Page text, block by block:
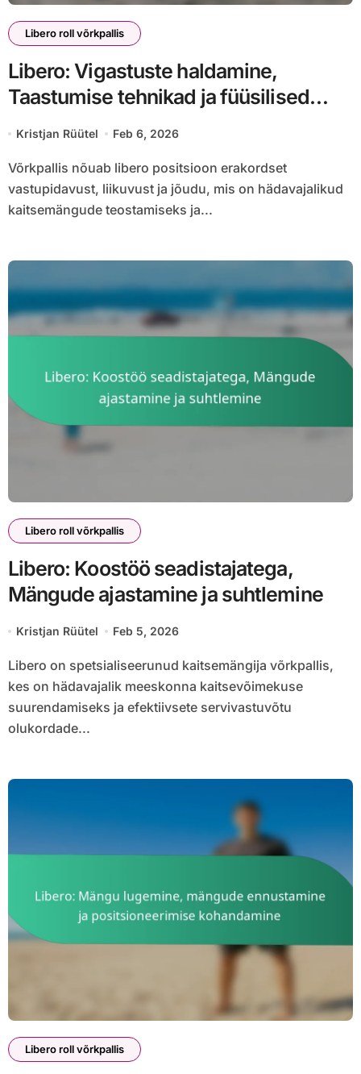
Libero roll võrkpallis
Libero: Vigastuste haldamine,
Taastumise tehnikad ja füüsilised
nõudmised
Kristjan Rüütel Feb 6, 2026
Võrkpallis nõuab libero positsioon erakordset
vastupidavust, liikuvust ja jõudu, mis on hädavajalikud
kaitsemängude teostamiseks ja...
Libero roll võrkpallis
Libero: Koostöö seadistajatega,
Mängude ajastamine ja suhtlemine
Kristjan Rüütel Feb 5, 2026
Libero on spetsialiseerunud kaitsemängija võrkpallis,
kes on hädavajalik meeskonna kaitsevõimekuse
suurendamiseks ja efektiivsete servivastuvõtu
olukordade...
Libero roll võrkpallis